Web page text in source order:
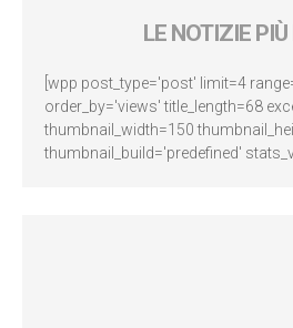
LE NOTIZIE
[wpp post_type='post' limit=4
order_by='views' title_length=68
thumbnail_width=150
thumbnail_build='predefined'